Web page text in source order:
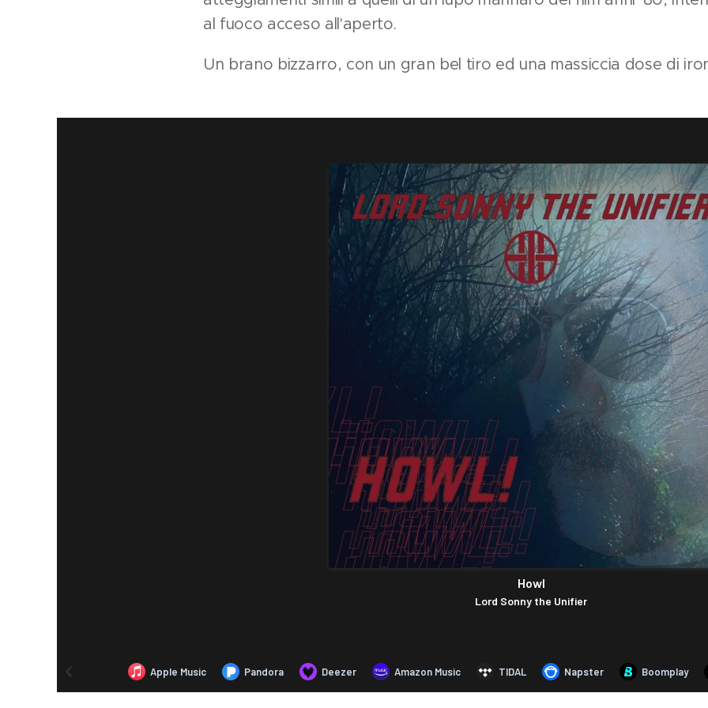
al fuoco acceso all'aperto.
Un brano bizzarro, con un gran bel tiro ed una massiccia dose di